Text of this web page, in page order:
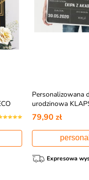
Personalizowana
urodzinowa
stand kartonowy
79,90 zł
Expresowa